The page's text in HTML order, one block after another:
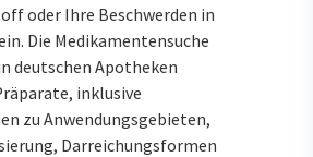
oder Ihre Beschwerden in
Die Medikamentensuche
deutschen Apotheken
inklusive
zu Anwendungsgebieten,
Darreichungsformen